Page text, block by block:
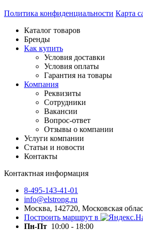
Политика конфиденциальности Карта
Каталог товаров
Бренды
Как купить
Условия доставки
Условия оплаты
Гарантия на товары
Компания
Реквизиты
Сотрудники
Вакансии
Вопрос-ответ
Отзывы о компании
Услуги компании
Статьи и новости
Контакты
Контактная информация
8-495-143-41-01
info@elstrong.ru
Москва, 142720, Московская
Построить маршрут в
Пн-Пт 10:00 - 18:00